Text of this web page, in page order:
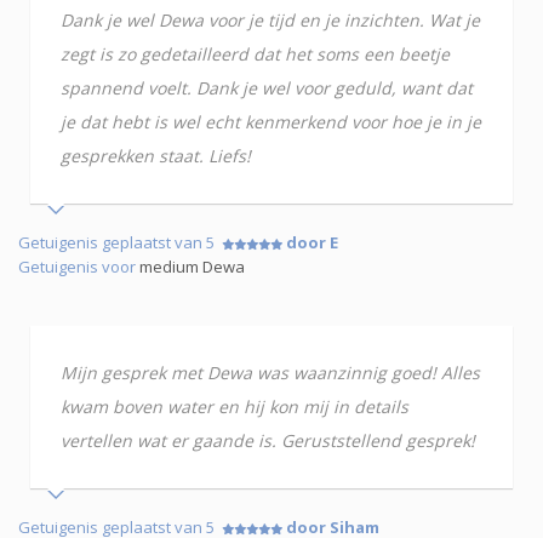
Dank je wel Dewa voor je tijd en je inzichten. Wat je
zegt is zo gedetailleerd dat het soms een beetje
spannend voelt. Dank je wel voor geduld, want dat
je dat hebt is wel echt kenmerkend voor hoe je in je
gesprekken staat. Liefs!
Getuigenis geplaatst van 5
door E
Getuigenis voormedium Dewa
Mijn gesprek met Dewa was waanzinnig goed! Alles
kwam boven water en hij kon mij in details
vertellen wat er gaande is. Geruststellend gesprek!
Getuigenis geplaatst van 5
door Siham